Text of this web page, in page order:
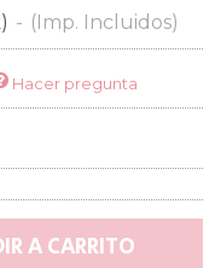
- (Imp. Incluidos)
Hacer pregunta
A CARRITO